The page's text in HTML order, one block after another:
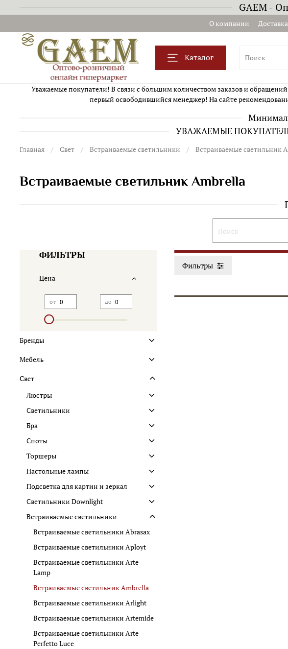
GAEM -
О компании Доставка
Каталог
Уважаемые покупатели! В связи с большим количеством заказов и
первый освободившийся менеджер! На сайте
УВАЖАЕМЫЕ
Главная Свет Встраиваемые светильники Встраиваемые светильник
Встраиваемые светильник Ambrella
Фильтры
ФИЛЬТРЫ
Цена
от до
Бренды
Мебель
Свет
Люстры
Светильники
Бра
Споты
Торшеры
Настольные лампы
Подсветка для картин и зеркал
Светильники Downlight
Встраиваемые светильники
Встраиваемые светильники Abrasax
Встраиваемые светильники Aployt
Встраиваемые светильники Arte
Lamp
Встраиваемые светильник Ambrella
Встраиваемые светильники Arlight
Встраиваемые светильники Artemide
Встраиваемые светильники Arte
Perfetto Luce